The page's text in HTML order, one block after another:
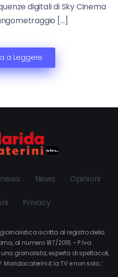
digitali di Sky Cinema
[…]
a Leggere
News Opinioni
Privacy
iscritta al registro della
al numero 187/2015 – P.Iva
giornalista, esperta di spettacoli,
la TV e non solo…’